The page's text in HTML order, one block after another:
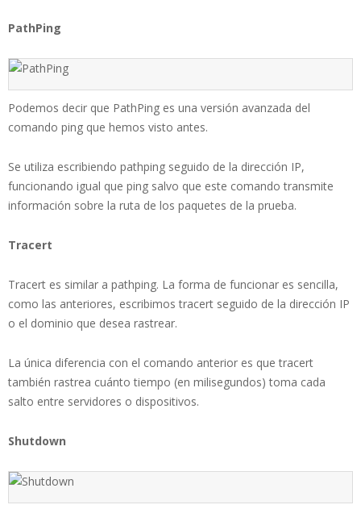
PathPing
Podemos decir que PathPing es una versión avanzada del
comando ping que hemos visto antes.
Se utiliza escribiendo pathping seguido de la dirección IP,
funcionando igual que ping salvo que este comando transmite
información sobre la ruta de los paquetes de la prueba.
Tracert
Tracert es similar a pathping. La forma de funcionar es sencilla,
como las anteriores, escribimos tracert seguido de la dirección IP
o el dominio que desea rastrear.
La única diferencia con el comando anterior es que tracert
también rastrea cuánto tiempo (en milisegundos) toma cada
salto entre servidores o dispositivos.
Shutdown